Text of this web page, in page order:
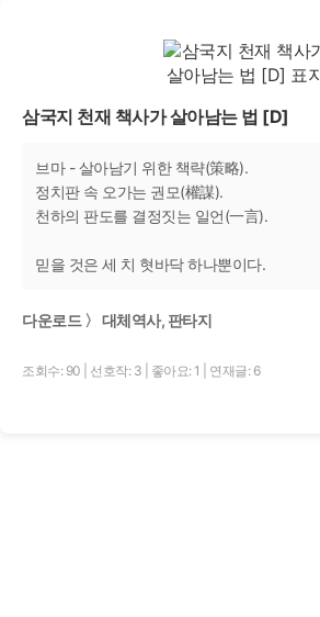
삼국지 천재 책사가 살아남는 법 [D]
브마 - 살아남기 위한 책략(策略).
정치판 속 오가는 권모(權謀).
천하의 판도를 결정짓는 일언(一言).
믿을 것은 세 치 혓바닥 하나뿐이다.
다운로드 〉 대체역사, 판타지
조회수: 90 선호작: 3 좋아요: 1 연재글: 6